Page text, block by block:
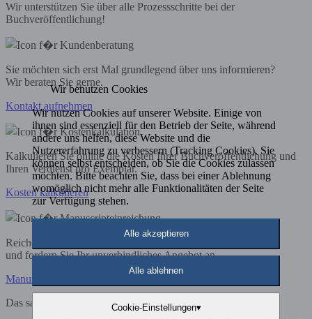
Wir unterstützen Sie über alle Prozessschritte bei der
Buchveröffentlichung!
Sie möchten sich erst Mal grundlegend über uns informieren?
Wir beraten Sie gerne.
Kontakt aufnehmen
Kalkulieren Sie online die Kosten Ihrer Buchveröffentlichung und
Ihren Verdienst pro Exemplar.
Kosten kalkulieren
Reichen Sie Ihr Manuskript ein
und fordern Sie Ihr unverbindliches Angebot an.
Manuskript einreichen
Das sagen unsere Autoren
Wir benutzen Cookies
Wir nutzen Cookies auf unserer Website. Einige von
ihnen sind essenziell für den Betrieb der Seite, während
andere uns helfen, diese Website und die
Nutzererfahrung zu verbessern (Tracking Cookies). Sie
können selbst entscheiden, ob Sie die Cookies zulassen
möchten. Bitte beachten Sie, dass bei einer Ablehnung
womöglich nicht mehr alle Funktionalitäten der Seite
zur Verfügung stehen.
Alle akzeptieren
Alle ablehnen
Cookie-Einstellungen▾